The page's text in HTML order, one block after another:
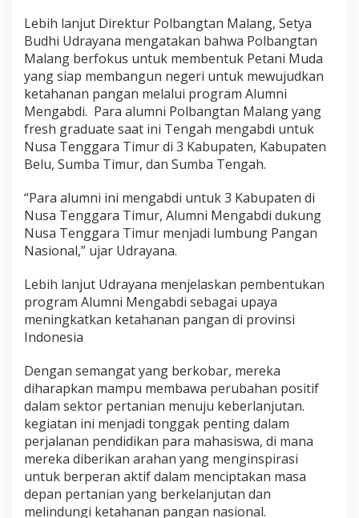
Lebih lanjut Direktur Polbangtan Malang, Setya
Budhi Udrayana mengatakan bahwa Polbangtan
Malang berfokus untuk membentuk Petani Muda
yang siap membangun negeri untuk mewujudkan
ketahanan pangan melalui program Alumni
Mengabdi. Para alumni Polbangtan Malang yang
fresh graduate saat ini Tengah mengabdi untuk
Nusa Tenggara Timur di 3 Kabupaten, Kabupaten
Belu, Sumba Timur, dan Sumba Tengah.
“Para alumni ini mengabdi untuk 3 Kabupaten di
Nusa Tenggara Timur, Alumni Mengabdi dukung
Nusa Tenggara Timur menjadi lumbung Pangan
Nasional,” ujar Udrayana.
Lebih lanjut Udrayana menjelaskan pembentukan
program Alumni Mengabdi sebagai upaya
meningkatkan ketahanan pangan di provinsi
Indonesia
Dengan semangat yang berkobar, mereka
diharapkan mampu membawa perubahan positif
dalam sektor pertanian menuju keberlanjutan.
kegiatan ini menjadi tonggak penting dalam
perjalanan pendidikan para mahasiswa, di mana
mereka diberikan arahan yang menginspirasi
untuk berperan aktif dalam menciptakan masa
depan pertanian yang berkelanjutan dan
melindungi ketahanan pangan nasional.